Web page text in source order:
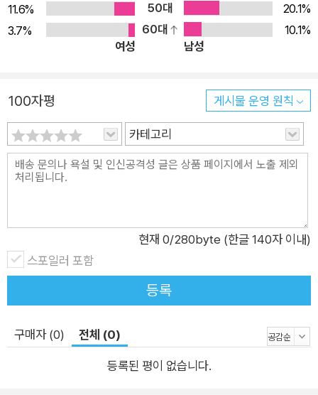
위일체 하나님의 본질과 사역, 그중에서도 성령론을 통해 기존의
논의에 신학적 성찰을 더한다. 저자는 이웃 사랑을 넘어서는 나그
네 사랑으로서 환대의 중요성을 역설한다. 고대 그리스 신화는 물
보더라도 환대는 단순한 이웃 사랑이라기보다는 나그네 사랑이
었다(1장). 그러한 환대는 ‘타자를 위한 자리 만들기’로 구체화되
며, 이는 삼위일체 하나님의 사역이자 성령 안에서 주인과 손님의
관계가 역전되며 상호 변화되는 경험이다(2장). 환대에서 주고받
는 선물은 사람들 사이에 권력 관계를 형성하기도 하지만, 하나님
사랑으로 선물을 정화하고 ‘성령의 집’이라는 환대의 공간을 열
며, 기독교의 예전인 성찬은 이를 잘 보여 준다(4장). 하나님의
환대를 받은 인간은 그리스도의 형상으로 변모해 가며 자신이 하
나님의 형상이듯 타인도 하나님의 형상으로 대하게 된다(5장).
다워도 우리가 마주하는 현실을 녹록지 않다. 저자 역시 환대의
한계를 솔직하게 인정한다. 타자에 대한 경계심과 두려움, 한정된
11.6%
50대
20.1%
3.7%
60대
10.1%
여성
남성
100자평 게시물 운영 원칙
카테고리
현재 0/280byte (한글 140자 이내)
스포일러 포함
등록
구매자 (0) 전체 (0)
등록된 평이 없습니다.